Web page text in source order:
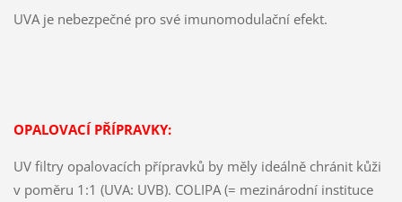
UVA je nebezpečné pro své imunomodulační efekt.
OPALOVACÍ PŘÍPRAVKY:
UV filtry opalovacích přípravků by měly ideálně chránit kůži
v poměru 1:1 (UVA: UVB). COLIPA (= mezinárodní instituce